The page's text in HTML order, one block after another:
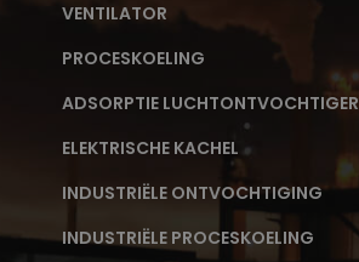
VENTILATOR
PROCESKOELING
ADSORPTIE LUCHTONTVOCHTIGER
ELEKTRISCHE KACHEL
INDUSTRIËLE ONTVOCHTIGING
INDUSTRIËLE PROCESKOELING